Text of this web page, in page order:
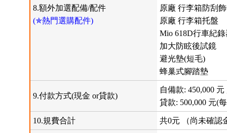
8.額外加選配備/配件
(✯熱門選購配件)
原廠 行李箱防刮
原廠 行李箱托盤
Mio 618D行車紀
加大防眩後試鏡
避光墊(短毛)
蜂巢式腳踏墊
9.付款方式(現金 or貸款)
自備款: 450,000 元
貸款: 500,000 元(
10.規費合計 共0元 （尚未確認